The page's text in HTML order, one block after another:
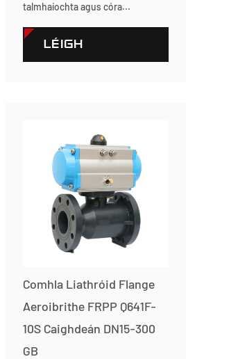
talmhaíochta agus córa...
LÉIGH
Comhla Liathróid Flange
Aeroibrithe FRPP Q641F-
10S Caighdeán DN15-300
GB